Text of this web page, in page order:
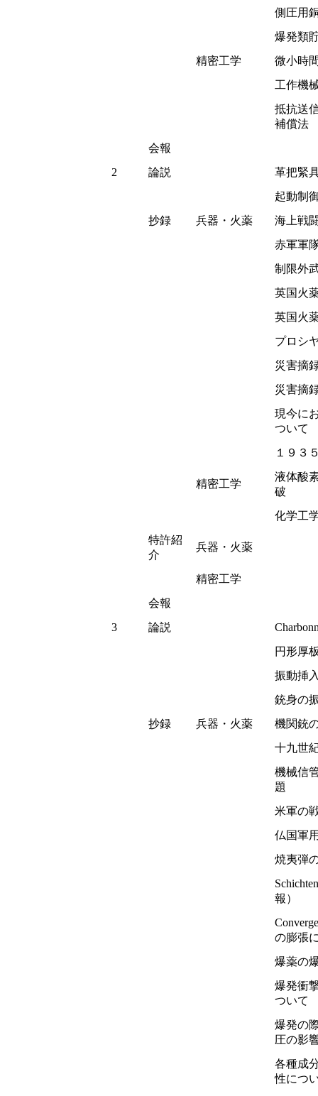
側圧用
爆発類
精密工学
微小時
工作機
抵抗送
補償法
会報
2
論説
革把緊
起動制
抄録
兵器・火薬
海上戦
赤軍軍
制限外
英国火
英国火
プロシ
災害摘
災害
現今に
ついて
１９３
精密工学
液体酸
破
化学工
特許紹
介
兵器・火薬
精密工学
会報
3
論説
円形厚
振動挿
銃身の
抄録
兵器・火薬
機関銃
十九世
機械信
題
米軍の
仏国軍
焼夷弾
報）
の膨張
爆薬の
爆発衝
ついて
爆発の
圧の
各種成
性につ